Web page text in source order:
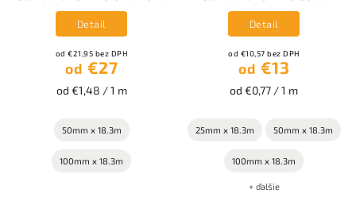
od €21,95 bez DPH
od €27
od €1,48 / 1 m
Detail
50mm x 18.3m
100mm x 18.3m
od €10,57 bez DPH
od €13
od €0,77 / 1 m
Detail
25mm x 18.3m 50mm x 18.3m
100mm x 18.3m
+ ďalšie